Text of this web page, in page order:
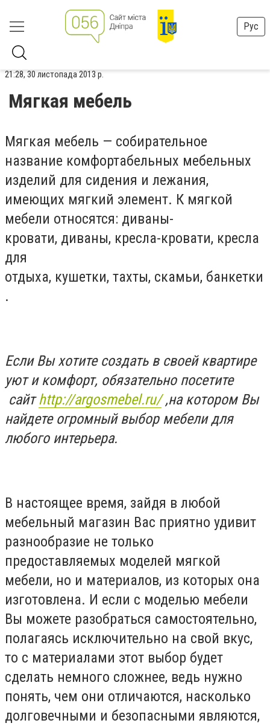
Рус
21:28, 30 листопада 2013 р.
Мягкая мебель
Мягкая мебель — собирательное
название комфортабельных мебельных
изделий для сидения и лежания,
имеющих мягкий элемент. К мягкой
мебели относятся: диваны-
кровати, диваны, кресла-кровати, кресла
для
отдыха, кушетки, тахты, скамьи, банкетки
.
Если Вы хотите создать в своей квартире
уют и комфорт, обязательно посетите
сайтhttp://argosmebel.ru/,на котором Вы
найдете огромный выбор мебели для
любого интерьера.
В настоящее время, зайдя в любой
мебельный магазин Вас приятно удивит
разнообразие не только
предоставляемых моделей мягкой
мебели, но и материалов, из которых она
изготовлена. И если с моделью мебели
Вы можете разобраться самостоятельно,
полагаясь исключительно на свой вкус,
то с материалами этот выбор будет
сделать немного сложнее, ведь нужно
понять, чем они отличаются, насколько
долговечными и безопасными являются,